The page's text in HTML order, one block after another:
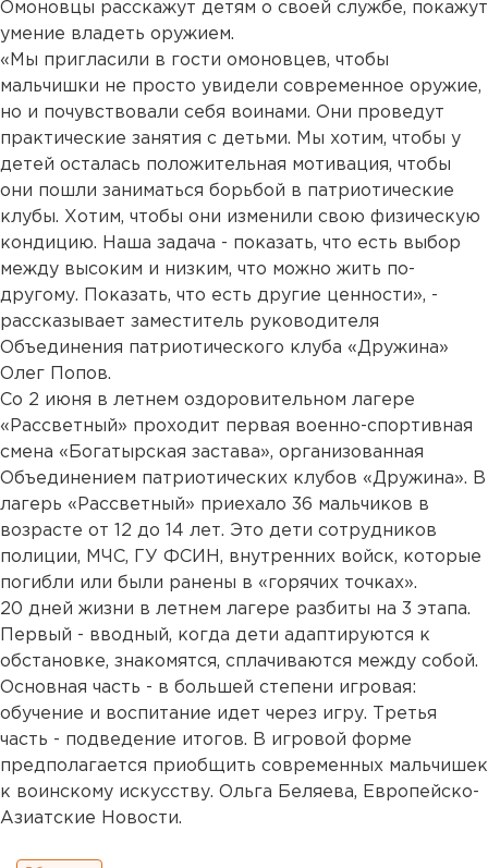
Омоновцы расскажут детям о своей службе, покажут
умение владеть оружием.
«Мы пригласили в гости омоновцев, чтобы
мальчишки не просто увидели современное оружие,
но и почувствовали себя воинами. Они проведут
практические занятия с детьми. Мы хотим, чтобы у
детей осталась положительная мотивация, чтобы
они пошли заниматься борьбой в патриотические
клубы. Хотим, чтобы они изменили свою физическую
кондицию. Наша задача - показать, что есть выбор
между высоким и низким, что можно жить по-
другому. Показать, что есть другие ценности», -
рассказывает заместитель руководителя
Объединения патриотического клуба «Дружина»
Олег Попов.
Со 2 июня в летнем оздоровительном лагере
«Рассветный» проходит первая военно-спортивная
смена «Богатырская застава», организованная
Объединением патриотических клубов «Дружина». В
лагерь «Рассветный» приехало 36 мальчиков в
возрасте от 12 до 14 лет. Это дети сотрудников
полиции, МЧС, ГУ ФСИН, внутренних войск, которые
погибли или были ранены в «горячих точках».
20 дней жизни в летнем лагере разбиты на 3 этапа.
Первый - вводный, когда дети адаптируются к
обстановке, знакомятся, сплачиваются между собой.
Основная часть - в большей степени игровая:
обучение и воспитание идет через игру. Третья
часть - подведение итогов. В игровой форме
предполагается приобщить современных мальчишек
к воинскому искусству. Ольга Беляева, Европейско-
Азиатские Новости.